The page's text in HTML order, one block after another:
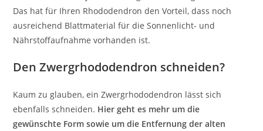
Das hat für Ihren Rhododendron den Vorteil, dass noch
ausreichend Blattmaterial für die Sonnenlicht- und
Nährstoffaufnahme vorhanden ist.
Den Zwergrhododendron schneiden?
Kaum zu glauben, ein Zwergrhododendron lässt sich
ebenfalls schneiden. Hier geht es mehr um die
gewünschte Form sowie um die Entfernung der alten